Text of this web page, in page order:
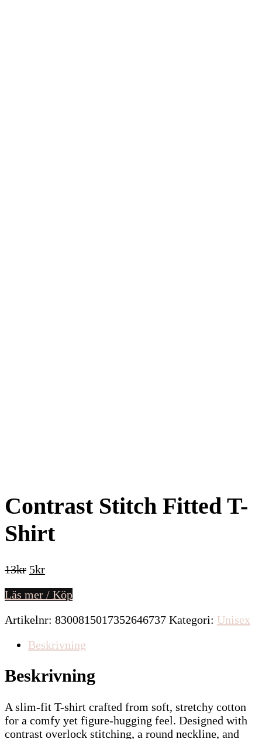
Contrast Stitch Fitted T-
Shirt
13kr Det
priset
13kr.
5krDet
priset
5kr.
Läs mer / Köp
Artikelnr: 8300815017352646737 Kategori: Unisex
Beskrivning
Beskrivning
A slim-fit T-shirt crafted from soft, stretchy cotton
for a comfy yet figure-hugging feel. Designed with
contrast overlock stitching, a round neckline, and